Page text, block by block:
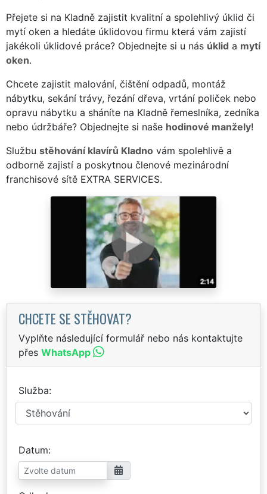
Přejete si na Kladně zajistit kvalitní a spolehlivý úklid či
mytí oken a hledáte úklidovou firmu která vám zajistí
jakékoli úklidové práce? Objednejte si u nás úklid a mytí
oken.
Chcete zajistit malování, čištění odpadů, montáž
nábytku, sekání trávy, řezání dřeva, vrtání poliček nebo
opravu nábytku a sháníte na Kladně řemeslníka, zedníka
nebo údržbáře? Objednejte si naše hodinové manžely!
Službu stěhování klavírů Kladno vám spolehlivě a
odborně zajistí a poskytnou členové mezinárodní
franchisové sítě EXTRA SERVICES.
CHCETE SE STĚHOVAT?
Vyplňte následující formulář nebo nás kontaktujte
přes WhatsApp
Služba
Datum